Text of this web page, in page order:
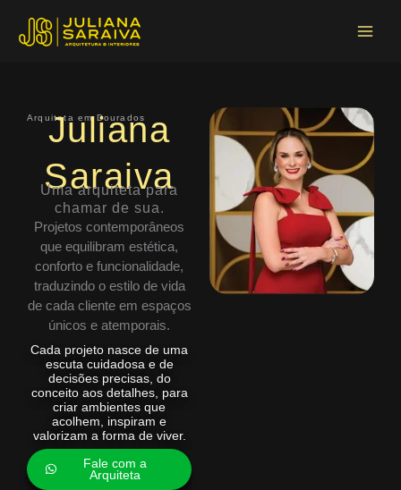
Arquiteta em Dourados
Juliana
Saraiva
Uma arquiteta para
chamar de sua.
Projetos contemporâneos
que equilibram estética,
conforto e funcionalidade,
traduzindo o estilo de vida
de cada cliente em espaços
únicos e atemporais.
Cada projeto nasce de uma
escuta cuidadosa e de
decisões precisas, do
conceito aos detalhes, para
criar ambientes que
acolhem, inspiram e
valorizam a forma de viver.
Fale com a
Arquiteta